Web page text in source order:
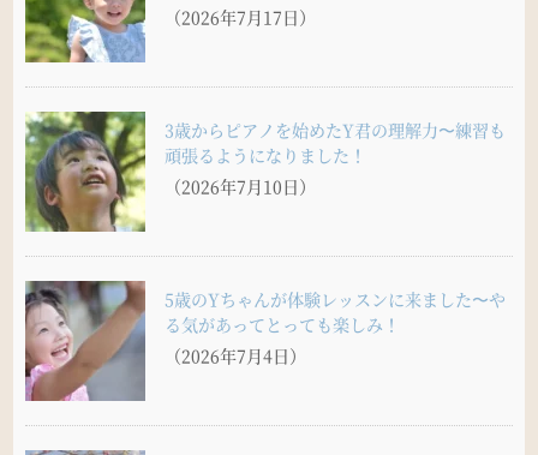
（2026年7月17日）
3歳からピアノを始めたY君の理解力〜練習も
頑張るようになりました！
（2026年7月10日）
5歳のYちゃんが体験レッスンに来ました〜や
る気があってとっても楽しみ！
（2026年7月4日）